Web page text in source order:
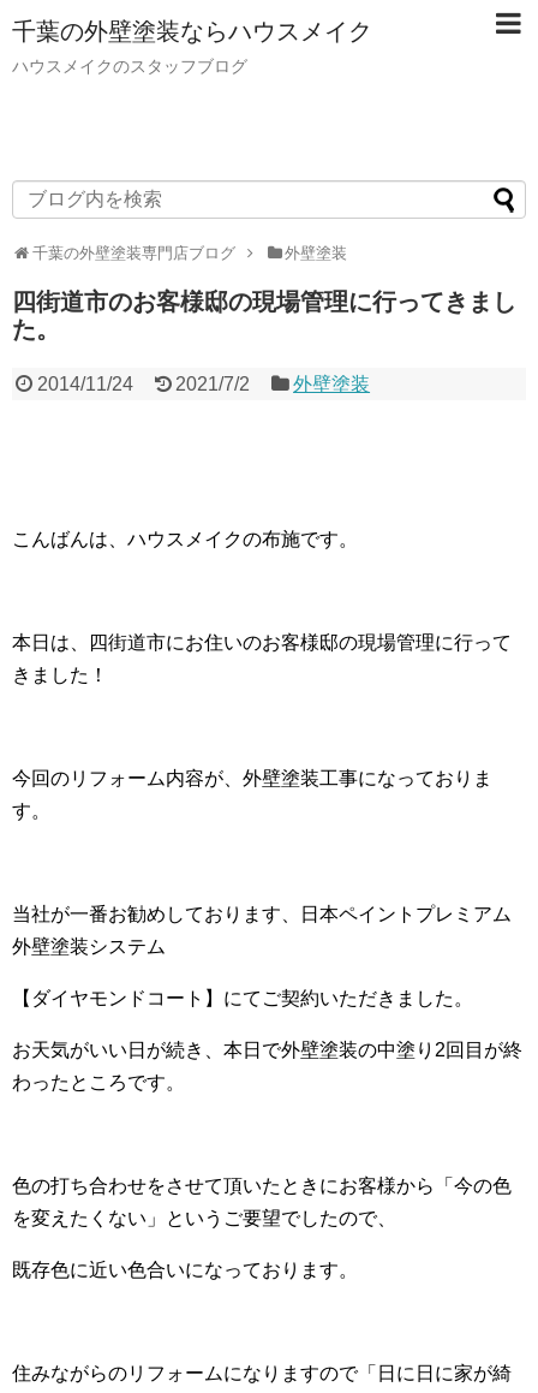
千葉の外壁塗装ならハウスメイク
ハウスメイクのスタッフブログ
千葉の外壁塗装専門店ブログ 外壁塗装
四街道市のお客様邸の現場管理に行ってきまし
た。
2014/11/24 2021/7/2 外壁塗装
こんばんは、ハウスメイクの布施です。
本日は、四街道市にお住いのお客様邸の現場管理に行って
きました！
今回のリフォーム内容が、外壁塗装工事になっておりま
す。
当社が一番お勧めしております、日本ペイントプレミアム
外壁塗装システム
【ダイヤモンドコート】にてご契約いただきました。
お天気がいい日が続き、本日で外壁塗装の中塗り2回目が終
わったところです。
色の打ち合わせをさせて頂いたときにお客様から「今の色
を変えたくない」というご要望でしたので、
既存色に近い色合いになっております。
住みながらのリフォームになりますので「日に日に家が綺